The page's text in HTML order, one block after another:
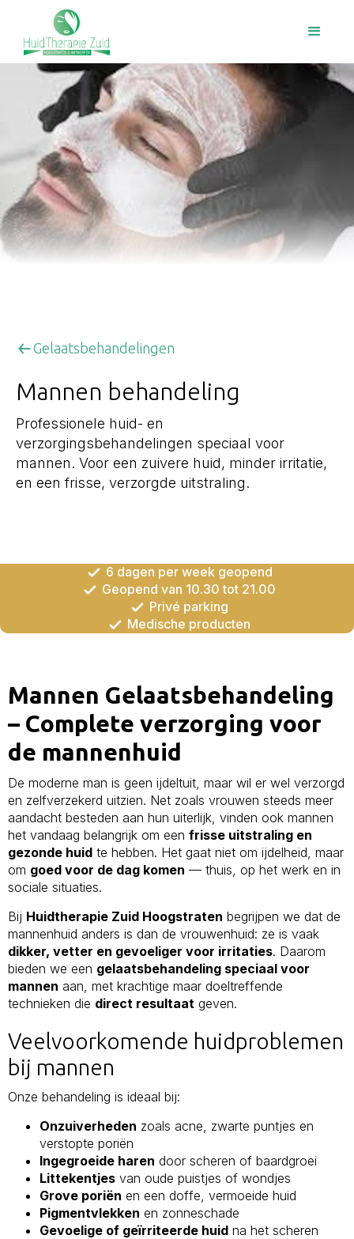
Gelaatsbehandelingen
Mannen behandeling
Professionele huid- en
verzorgingsbehandelingen speciaal voor
mannen. Voor een zuivere huid, minder irritatie,
en een frisse, verzorgde uitstraling.
6 dagen per week geopend
Geopend van 10.30 tot 21.00
Privé parking
Medische producten
Mannen Gelaatsbehandeling
– Complete verzorging voor
de mannenhuid
De moderne man is geen ijdeltuit, maar wil er wel verzorgd
en zelfverzekerd uitzien. Net zoals vrouwen steeds meer
aandacht besteden aan hun uiterlijk, vinden ook mannen
het vandaag belangrijk om een frisse uitstraling en
gezonde huid te hebben. Het gaat niet om ijdelheid, maar
om goed voor de dag komen — thuis, op het werk en in
sociale situaties.
Bij Huidtherapie Zuid Hoogstraten begrijpen we dat de
mannenhuid anders is dan de vrouwenhuid: ze is vaak
dikker, vetter en gevoeliger voor irritaties. Daarom
bieden we een gelaatsbehandeling speciaal voor
mannen aan, met krachtige maar doeltreffende
technieken die direct resultaat geven.
Veelvoorkomende huidproblemen
bij mannen
Onze behandeling is ideaal bij:
Onzuiverheden zoals acne, zwarte puntjes en
verstopte poriën
Ingegroeide haren door scheren of baardgroei
Littekentjes van oude puistjes of wondjes
Grove poriën en een doffe, vermoeide huid
Pigmentvlekken en zonneschade
Gevoelige of geïrriteerde huid na het scheren